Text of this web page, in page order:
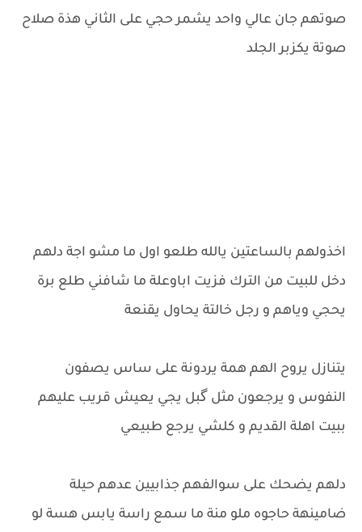
صوتهم جان عالي واحد يشمر حجي على الثاني هذة صلاح
صوتة يكزبر الجلد
اخذولهم بالساعتين يالله طلعو اول ما مشو اجة دلهم
دخل للبيت من الترك فزيت اباوعلة ما شافني طلع برة
يحجي وياهم و رجل خالتة يحاول يقنعة
يتنازل يروح الهم همة يردونة على ساس يصفون
النفوس و يرجعون مثل گبل يجي يعيش قريب عليهم
ببيت اهلة القديم و كلشي يرجع طبيعي
دلهم يضحك على سوالفهم جذابيين عدهم حيلة
ضامينهة حاجوه ملو منة ما سمع راسة يابس هسة لو